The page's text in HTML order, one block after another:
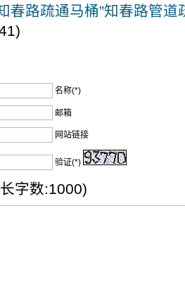
春路疏通马桶”知春路管
名称(*)
邮箱
网站链接
验证(*)
字数:1000)